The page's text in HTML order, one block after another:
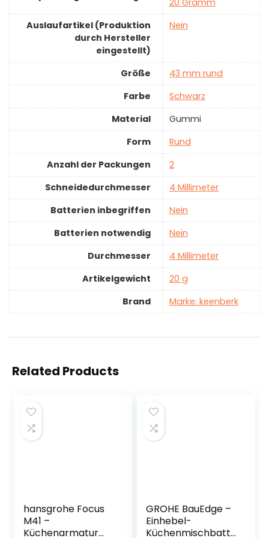
20 Gramm
Auslaufartikel (Produktion
durch Hersteller
eingestellt)
‎Nein
Größe
‎43 mm rund
Farbe
‎Schwarz
Material
‎Gummi
Form
‎Rund
Anzahl der Packungen
‎2
Schneidedurchmesser
‎4 Millimeter
Batterien inbegriffen
‎Nein
Batterien notwendig
‎Nein
Durchmesser
‎4 Millimeter
Artikelgewicht
‎20 g
Brand
Marke: keenberk
Related Products
hansgrohe Focus
M41 –
Küchenarmatur
GROHE BauEdge –
Einhebel-
Küchenmischbatt